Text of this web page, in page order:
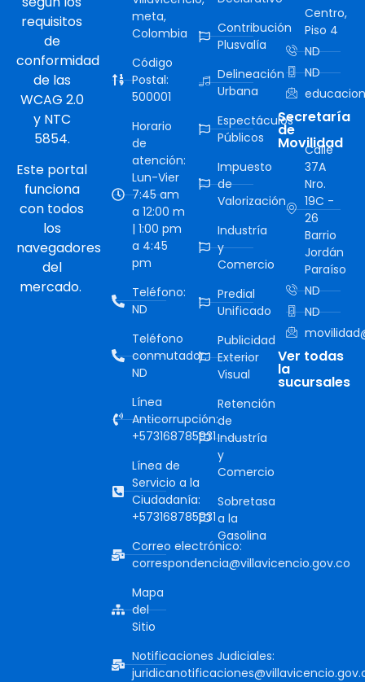
requisitos
de
conformidad
de las
WCAG 2.0
y NTC
5854.
Este portal
funciona
con todos
los
navegadores
del
mercado.
meta,
Colombia
Código
Postal:
500001
Horario
de
atención:
Lun-Vier
7:45 am
a 12:00 m
| 1:00 pm
a 4:45
pm
Teléfono:
ND
Teléfono
conmutador:
ND
Línea
Anticorrupción:
+573168785931
Línea de
Servicio a la
Ciudadanía:
+573168785931
Correo electrónico:
correspondencia@villavicencio.gov.co
Mapa
del
Sitio
Notificaciones Judiciales:
Contribución
Plusvalía
Delineación
Urbana
Espectáculos
Públicos
Impuesto
de
Valorización
Industría
y
Comercio
Predial
Unificado
Publicidad
Exterior
Visual
Retención
de
Industría
y
Comercio
Sobretasa
a la
Gasolina
Centro,
Piso 4
ND
ND
Secretaría
de
Movilidad
Calle
37A
Nro.
19C -
26
Barrio
Jordán
Paraíso
ND
ND
Ver todas
la
sucursales